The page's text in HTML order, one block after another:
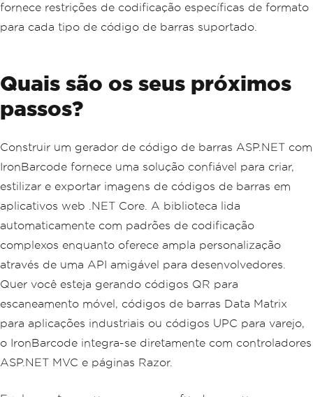
fornece restrições de codificação específicas de formato
para cada tipo de código de barras suportado.
Quais são os seus próximos
passos?
Construir um gerador de código de barras ASP.NET com
IronBarcode fornece uma solução confiável para criar,
estilizar e exportar imagens de códigos de barras em
aplicativos web .NET Core. A biblioteca lida
automaticamente com padrões de codificação
complexos enquanto oferece ampla personalização
através de uma API amigável para desenvolvedores.
Quer você esteja gerando códigos QR para
escaneamento móvel, códigos de barras Data Matrix
para aplicações industriais ou códigos UPC para varejo,
o IronBarcode integra-se diretamente com controladores
ASP.NET MVC e páginas Razor.